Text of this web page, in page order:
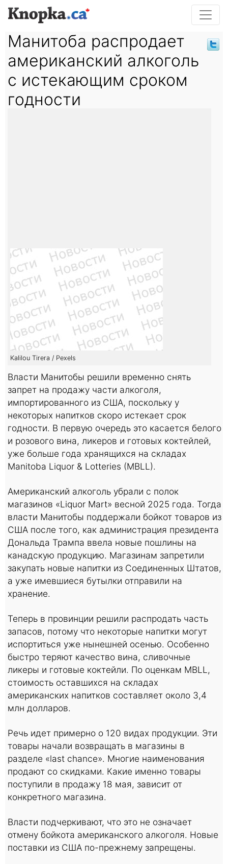
Манитоба распродает
американский алкоголь
с истекающим сроком
годности
Kalilou Tirera / Pexels
Власти Манитобы решили временно снять
запрет на продажу части алкоголя,
импортированного из США, поскольку у
некоторых напитков скоро истекает срок
годности. В первую очередь это касается белого
и розового вина, ликеров и готовых коктейлей,
уже больше года хранящихся на складах
Manitoba Liquor & Lotteries (MBLL).
Американский алкоголь убрали с полок
магазинов «Liquor Mart» весной 2025 года. Тогда
власти Манитобы поддержали бойкот товаров из
США после того, как администрация президента
Дональда Трампа ввела новые пошлины на
канадскую продукцию. Магазинам запретили
закупать новые напитки из Соединенных Штатов,
а уже имевшиеся бутылки отправили на
хранение.
Теперь в провинции решили распродать часть
запасов, потому что некоторые напитки могут
испортиться уже нынешней осенью. Особенно
быстро теряют качество вина, сливочные
ликеры и готовые коктейли. По оценкам MBLL,
стоимость оставшихся на складах
американских напитков составляет около 3,4
млн долларов.
Речь идет примерно о 120 видах продукции. Эти
товары начали возвращать в магазины в
разделе «last chance». Многие наименования
продают со скидками. Какие именно товары
поступили в продажу 18 мая, зависит от
конкретного магазина.
Власти подчеркивают, что это не означает
отмену бойкота американского алкоголя. Новые
поставки из США по-прежнему запрещены.